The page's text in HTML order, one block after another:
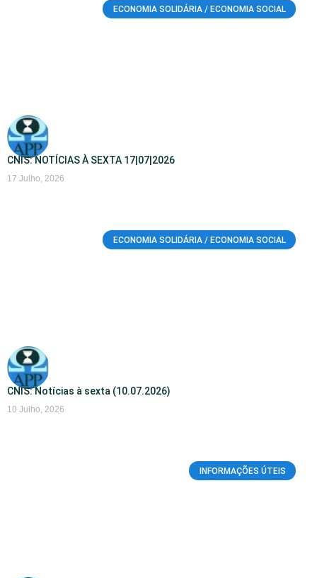
ECONOMIA SOLIDÁRIA / ECONOMIA SOCIAL
CNIS: NOTÍCIAS À SEXTA 17|07|2026
17 Julho, 2026
ECONOMIA SOLIDÁRIA / ECONOMIA SOCIAL
CNIS: Notícias à sexta (10.07.2026)
10 Julho, 2026
INFORMAÇÕES ÚTEIS